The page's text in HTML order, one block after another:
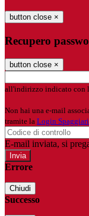
button close ×
Recupero
button close ×
all'indirizzo indicato con
Non hai una e-mail
tramite la Login Spaggiari
E-mail inviata, si
Errore
Chiudi
Successo